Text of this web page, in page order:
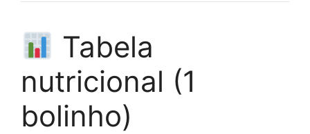
Tabela
nutricional (1
bolinho)